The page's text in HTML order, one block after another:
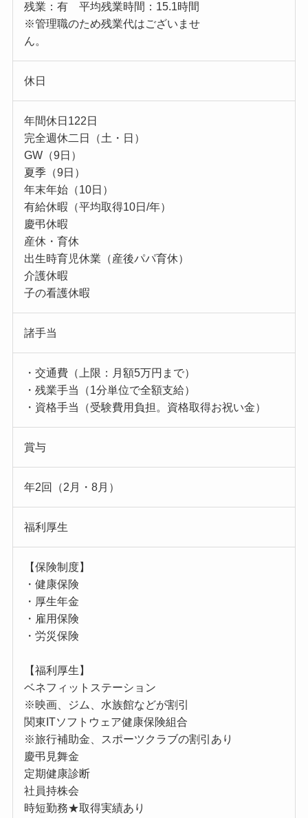
残業：有 平均残業時間：15.1時間
※管理職のため残業代はございませ
ん。
休日
年間休日122日
完全週休二日（土・日）
GW（9日）
夏季（9日）
年末年始（10日）
有給休暇（平均取得10日/年）
慶弔休暇
産休・育休
出生時育児休業（産後パパ育休）
介護休暇
子の看護休暇
諸手当
・交通費（上限：月額5万円まで）
・残業手当（1分単位で全額支給）
・資格手当（受験費用負担。資格取得お祝い金）
賞与
年2回（2月・8月）
福利厚生
【保険制度】
・健康保険
・厚生年金
・雇用保険
・労災保険
【福利厚生】
ベネフィットステーション
※映画、ジム、水族館などが割引
関東ITソフトウェア健康保険組合
※旅行補助金、スポーツクラブの割引あり
慶弔見舞金
定期健康診断
社員持株会
時短勤務★取得実績あり